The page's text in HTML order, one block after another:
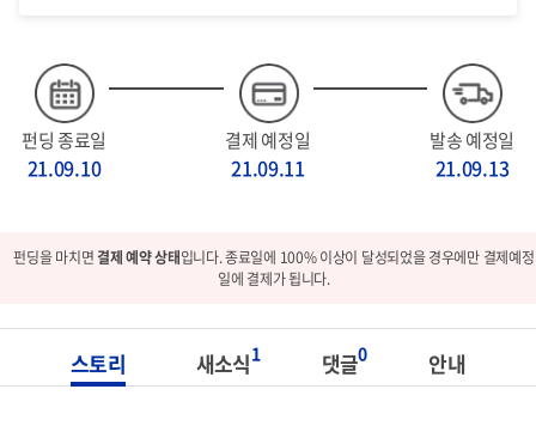
펀딩 종료일
21.09.10
결제 예정일
21.09.11
발송 예정일
21.09.13
펀딩을 마치면결제 예약 상태입니다. 종료일에 100% 이상이 달성되었을 경우에만 결제예정
일에 결제가 됩니다.
스토리 새소식1 댓글0 안내